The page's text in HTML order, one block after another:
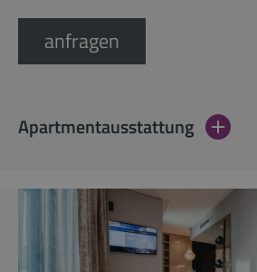
anfragen
Apartmentausstattung